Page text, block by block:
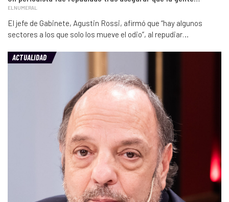
ELNUMERAL
El jefe de Gabinete, Agustin Rossi, afirmó que “hay algunos
sectores a los que solo los mueve el odio”, al repudiar…
ACTUALIDAD